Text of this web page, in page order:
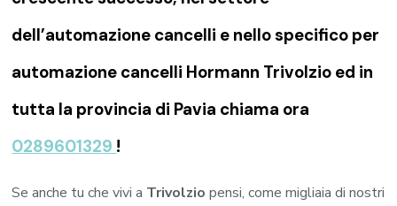
dell’automazione cancelli e nello specifico per
automazione cancelli Hormann Trivolzio ed in
tutta la provincia di Pavia chiama ora
0289601329 !
Se anche tu che vivi a Trivolzio pensi, come migliaia di nostri